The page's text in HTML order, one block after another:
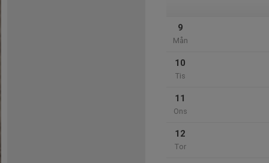
9
Mån
10
Tis
11
Ons
12
Tor